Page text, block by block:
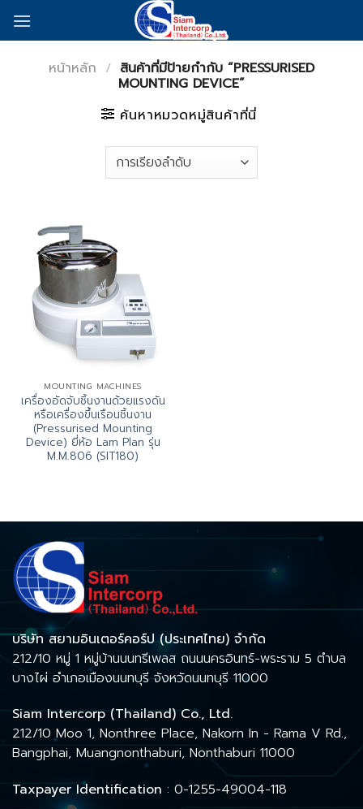
หน้าหลัก / สินค้าที่มีป้ายกำกับ “PRESSURISED
MOUNTING DEVICE”
ค้นหาหมวดหมู่สินค้าที่นี่
MOUNTING MACHINES
เครื่องอัดจับชิ้นงานด้วยแรงดัน
หรือเครื่องขึ้นเรือนชิ้นงาน
(Pressurised Mounting
Device) ยี่ห้อ Lam Plan รุ่น
M.M.806 (SIT180)
บริษัท สยามอินเตอร์คอร์ป (ประเทศไทย) จำกัด
212/10 หมู่ 1 หมู่บ้านนนทรีเพลส ถนนนครอินทร์-พระราม 5 ตำบล
บางไผ่ อำเภอเมืองนนทบุรี จังหวัดนนทบุรี 11000
Siam Intercorp (Thailand) Co., Ltd.
212/10 Moo 1, Nonthree Place, Nakorn In - Rama V Rd.,
Bangphai, Muangnonthaburi, Nonthaburi 11000
Taxpayer Identification : 0-1255-49004-118